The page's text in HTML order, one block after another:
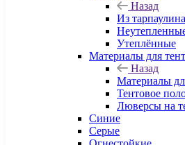
Назад
Из тарпаулина
Утеплённые
Материалы для
Назад
Материалы
Тентовое
Люверсы на
Синие
Серые